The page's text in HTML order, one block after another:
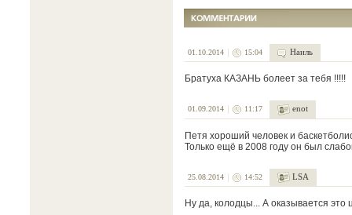
01.10.2014 15:04 Наиль
Братуха КАЗАНЬ болеет за тебя !!!!!
01.09.2014 11:17 enot
Петя хороший человек и
Только ещё в 2008 году он был
25.08.2014 14:52 LSA
Ну да, колодцы... А оказывается это